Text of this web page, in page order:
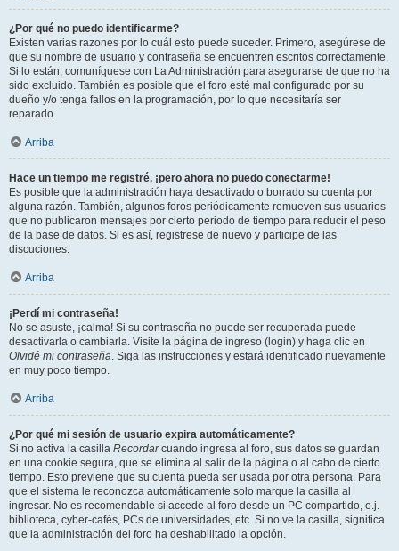
¿Por qué no puedo identificarme?
Existen varias razones por lo cuál esto puede suceder. Primero, asegúrese de
que su nombre de usuario y contraseña se encuentren escritos correctamente.
Si lo están, comuníquese con La Administración para asegurarse de que no ha
sido excluido. También es posible que el foro esté mal configurado por su
dueño y/o tenga fallos en la programación, por lo que necesitaría ser
reparado.
Arriba
Hace un tiempo me registré, ¡pero ahora no puedo conectarme!
Es posible que la administración haya desactivado o borrado su cuenta por
alguna razón. También, algunos foros periódicamente remueven sus usuarios
que no publicaron mensajes por cierto periodo de tiempo para reducir el peso
de la base de datos. Si es así, registrese de nuevo y participe de las
discuciones.
Arriba
¡Perdí mi contraseña!
No se asuste, ¡calma! Si su contraseña no puede ser recuperada puede
desactivarla o cambiarla. Visite la página de ingreso (login) y haga clic en
Olvidé mi contraseña. Siga las instrucciones y estará identificado nuevamente
en muy poco tiempo.
Arriba
¿Por qué mi sesión de usuario expira automáticamente?
Si no activa la casilla Recordarcuando ingresa al foro, sus datos se guardan
en una cookie segura, que se elimina al salir de la página o al cabo de cierto
tiempo. Esto previene que su cuenta pueda ser usada por otra persona. Para
que el sistema le reconozca automáticamente solo marque la casilla al
ingresar. No es recomendable si accede al foro desde un PC compartido, e.j.
biblioteca, cyber-cafés, PCs de universidades, etc. Si no ve la casilla, significa
que la administración del foro ha deshabilitado la opción.